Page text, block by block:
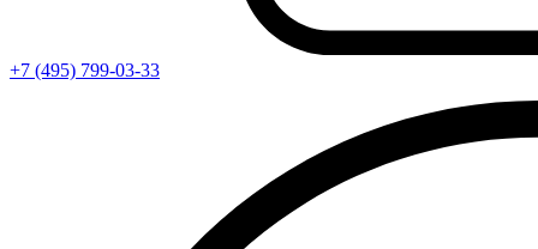
+7 (495) 799-03-33